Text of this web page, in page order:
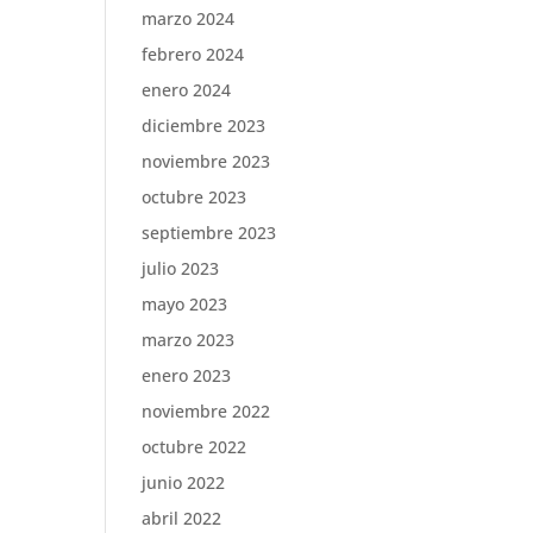
marzo 2024
febrero 2024
enero 2024
diciembre 2023
noviembre 2023
octubre 2023
septiembre 2023
julio 2023
mayo 2023
marzo 2023
enero 2023
noviembre 2022
octubre 2022
junio 2022
abril 2022